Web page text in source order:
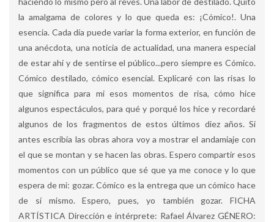
la amalgama de colores y lo que queda es: ¡Cómico!. Una
esencia. Cada día puede variar la forma exterior, en función de
una anécdota, una noticia de actualidad, una manera especial
de estar ahí y de sentirse el público...pero siempre es Cómico.
Cómico destilado, cómico esencial. Explicaré con las risas lo
que significa para mi esos momentos de risa, cómo hice
algunos espectáculos, para qué y porqué los hice y recordaré
algunos de los fragmentos de estos últimos diez años. Si
antes escribía las obras ahora voy a mostrar el andamiaje con
el que se montan y se hacen las obras. Espero compartir esos
momentos con un público que sé que ya me conoce y lo que
espera de mi: gozar. Cómico es la entrega que un cómico hace
de sí mismo. Espero, pues, yo también gozar. FICHA
ARTÍSTICA Dirección e intérprete: Rafael Álvarez GÉNERO: